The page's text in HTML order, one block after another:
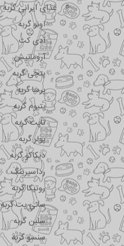
غذای ایرانی گربه
اونو گربه
آدی کت
آروماتیش
پتچی گربه
پرسا گربه
پتیوم گربه
تاپت گربه
پولر گربه
دیکاکو گربه
رداسپرینگ
روتیکا گربه
سانی پت گربه
سلبن گربه
سنسو گربه